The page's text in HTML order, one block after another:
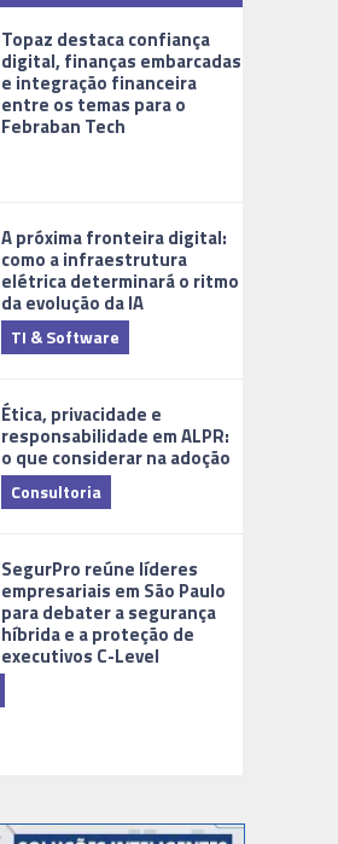
Topaz destaca confiança
digital, finanças embarcadas
e integração financeira
entre os temas para o
Febraban Tech
A próxima fronteira digital:
como a infraestrutura
elétrica determinará o ritmo
da evolução da IA
TI & Software
Ética, privacidade e
responsabilidade em ALPR:
o que considerar na adoção
Consultoria
SegurPro reúne líderes
empresariais em São Paulo
para debater a segurança
híbrida e a proteção de
executivos C-Level